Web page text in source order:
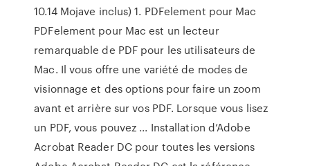
10.14 Mojave inclus) 1. PDFelement pour Mac
PDFelement pour Mac est un lecteur
remarquable de PDF pour les utilisateurs de
Mac. Il vous offre une variété de modes de
visionnage et des options pour faire un zoom
avant et arrière sur vos PDF. Lorsque vous lisez
un PDF, vous pouvez ... Installation d’Adobe
Acrobat Reader DC pour toutes les versions